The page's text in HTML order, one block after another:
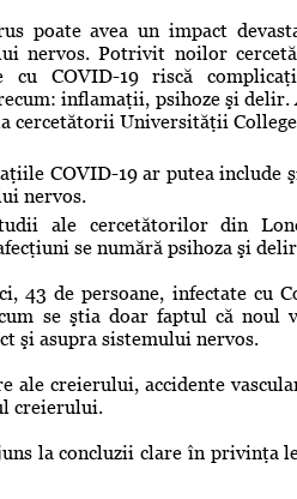
poate avea un impact
nervos. Potrivit noilor
cu COVID-19 riscă
inflamaţii, psihoze şi
cercetătorii Universităţii
COVID-19 ar putea include
nervos.
ale cercetătorilor din
se numără psihoza şi
de persoane, infectate cu
se ştia doar faptul că noul
şi asupra sistemului nervos.
ale creierului, accidente
creierului.
la concluzii clare în privinţa